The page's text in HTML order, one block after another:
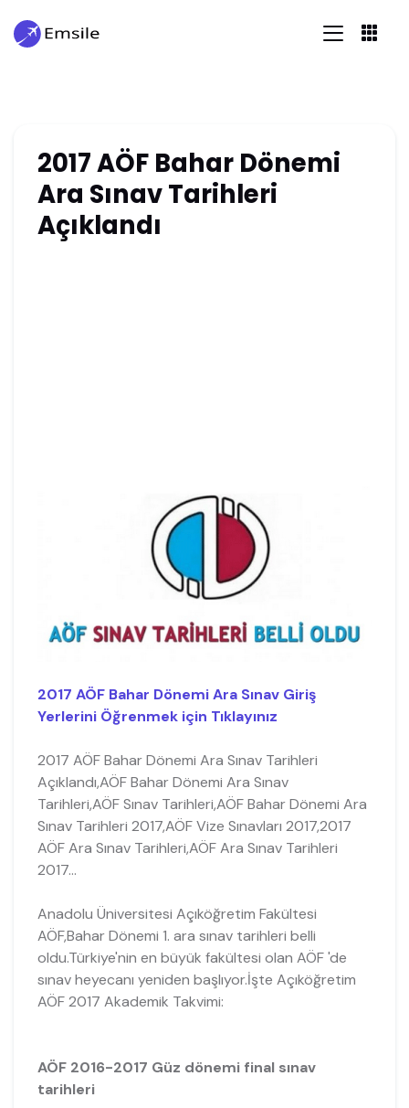
2017 AÖF Bahar Dönemi
Ara Sınav Tarihleri
Açıklandı
2017 AÖF Bahar Dönemi Ara Sınav Giriş
Yerlerini Öğrenmek için Tıklayınız
2017 AÖF Bahar Dönemi Ara Sınav Tarihleri
Açıklandı,AÖF Bahar Dönemi Ara Sınav
Tarihleri,AÖF Sınav Tarihleri,AÖF Bahar Dönemi Ara
Sınav Tarihleri 2017,AÖF Vize Sınavları 2017,2017
AÖF Ara Sınav Tarihleri,AÖF Ara Sınav Tarihleri
2017...
Anadolu Üniversitesi Açıköğretim Fakültesi
AÖF,Bahar Dönemi 1. ara sınav tarihleri belli
oldu.Türkiye'nin en büyük fakültesi olan AÖF 'de
sınav heyecanı yeniden başlıyor.İşte Açıköğretim
AÖF 2017 Akademik Takvimi:
AÖF 2016-2017 Güz dönemi final sınav
tarihleri